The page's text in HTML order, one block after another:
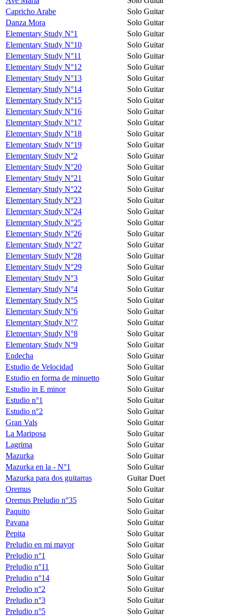
Capricho Arabe
Solo Guitar
Danza Mora
Solo Guitar
Elementary Study N°1
Solo Guitar
Elementary Study N°10
Solo Guitar
Elementary Study N°11
Solo Guitar
Elementary Study N°12
Solo Guitar
Elementary Study N°13
Solo Guitar
Elementary Study N°14
Solo Guitar
Elementary Study N°15
Solo Guitar
Elementary Study N°16
Solo Guitar
Elementary Study N°17
Solo Guitar
Elementary Study N°18
Solo Guitar
Elementary Study N°19
Solo Guitar
Elementary Study N°2
Solo Guitar
Elementary Study N°20
Solo Guitar
Elementary Study N°21
Solo Guitar
Elementary Study N°22
Solo Guitar
Elementary Study N°23
Solo Guitar
Elementary Study N°24
Solo Guitar
Elementary Study N°25
Solo Guitar
Elementary Study N°26
Solo Guitar
Elementary Study N°27
Solo Guitar
Elementary Study N°28
Solo Guitar
Elementary Study N°29
Solo Guitar
Elementary Study N°3
Solo Guitar
Elementary Study N°4
Solo Guitar
Elementary Study N°5
Solo Guitar
Elementary Study N°6
Solo Guitar
Elementary Study N°7
Solo Guitar
Elementary Study N°8
Solo Guitar
Elementary Study N°9
Solo Guitar
Endecha
Solo Guitar
Estudio de Velocidad
Solo Guitar
Estudio en forma de minuetto
Solo Guitar
Estudio in E minor
Solo Guitar
Estudio n°1
Solo Guitar
Estudio n°2
Solo Guitar
Gran Vals
Solo Guitar
La Mariposa
Solo Guitar
Lagrima
Solo Guitar
Mazurka
Solo Guitar
Mazurka en la - N°1
Solo Guitar
Mazurka para dos guitarras
Guitar Duet
Oremus
Solo Guitar
Oremus Preludio n°35
Solo Guitar
Paquito
Solo Guitar
Pavana
Solo Guitar
Pepita
Solo Guitar
Preludio en mi mayor
Solo Guitar
Preludio n°1
Solo Guitar
Preludio n°11
Solo Guitar
Preludio n°14
Solo Guitar
Preludio n°2
Solo Guitar
Preludio n°3
Solo Guitar
Preludio n°5
Solo Guitar